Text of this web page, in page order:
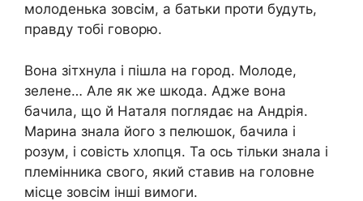
молоденька зовсім, а батьки проти будуть,
правду тобі говорю.
Вона зітхнула і пішла на город. Молоде,
зелене… Але як же шкода. Адже вона
бачила, що й Наталя поглядає на Андрія.
Марина знала його з пелюшок, бачила і
розум, і совість хлопця. Та ось тільки знала і
племінника свого, який ставив на головне
місце зовсім інші вимоги.